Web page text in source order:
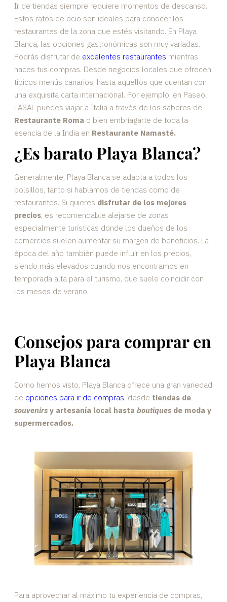
Ir de tiendas siempre requiere momentos de descanso.
Estos ratos de ocio son ideales para conocer los
restaurantes de la zona que estés visitando. En Playa
Blanca, las opciones gastronómicas son muy variadas.
Podrás disfrutar de excelentes restaurantes mientras
haces tus compras. Desde negocios locales que ofrecen
típicos menús canarios, hasta aquellos que cuentan con
una exquisita carta internacional. Por ejemplo, en Paseo
LASAL puedes viajar a Italia a través de los sabores de
Restaurante Roma o bien embriagarte de toda la
esencia de la India en Restaurante Namasté.
¿Es barato Playa Blanca?
Generalmente, Playa Blanca se adapta a todos los
bolsillos, tanto si hablamos de tiendas como de
restaurantes. Si quieres disfrutar de los mejores
precios, es recomendable alejarse de zonas
especialmente turísticas donde los dueños de los
comercios suelen aumentar su margen de beneficios. La
época del año también puede influir en los precios,
siendo más elevados cuando nos encontramos en
temporada alta para el turismo, que suele coincidir con
los meses de verano.
Consejos para comprar en
Playa Blanca
Como hemos visto, Playa Blanca ofrece una gran variedad
de opciones para ir de compras, desde tiendas de
souvenirs y artesanía local hasta boutiques de moda y
supermercados.
Para aprovechar al máximo tu experiencia de compras,